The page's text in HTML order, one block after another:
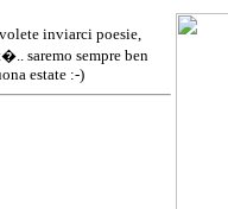
inviarci poesie,
saremo sempre ben
estate :-)